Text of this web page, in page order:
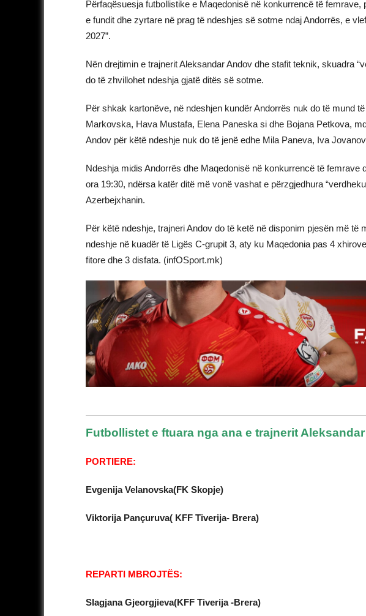
Përfaqësuesja futbollistike e Maqedonisë në konkurrencë të
e fundit dhe zyrtare në prag të ndeshjes së sotme ndaj Andorrës, e
2027”.
Nën drejtimin e trajnerit Aleksandar Andov dhe stafit teknik, skuadra
do të zhvillohet ndeshja gjatë ditës së sotme.
Për shkak kartonëve, në ndeshjen kundër Andorrës nuk do të mund
Markovska, Hava Mustafa, Elena Paneska si dhe Bojana Petkova,
Andov për këtë ndeshje nuk do të jenë edhe Mila Paneva, Iva
Ndeshja midis Andorrës dhe Maqedonisë në konkurrencë të femrave
ora 19:30, ndërsa katër ditë më vonë vashat e përzgjedhura
Azerbejxhanin.
Për këtë ndeshje, trajneri Andov do të ketë në disponim pjesën më të
ndeshje në kuadër të Ligës C-grupit 3, aty ku Maqedonia pas 4
fitore dhe 3 disfata. (infOSport.mk)
Futbollistet e ftuara nga ana e trajnerit
PORTIERE:
Evgenija Velanovska(FK Skopje)
Viktorija Pançuruva( KFF Tiverija- Brera)
REPARTI MBROJTËS:
Slagjana Gjeorgjieva(KFF Tiverija -Brera)